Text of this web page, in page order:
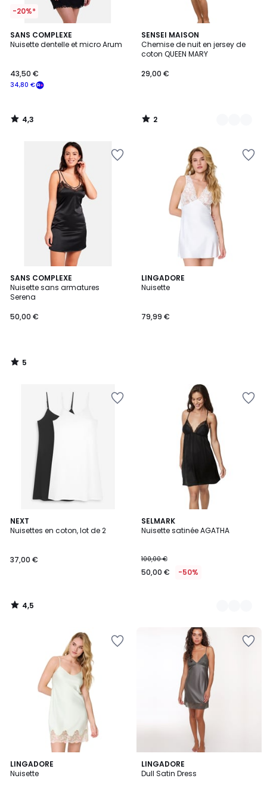
-20%*
SANS COMPLEXE
Nuisette dentelle et micro Arum
34,80 €
43,50 €
4,3
/ 5
4,3
/
SENSEI MAISON
Chemise de nuit en jersey de
coton QUEEN MARY
29,00 €
2
/
5
3
Couleurs
2
/
SANS COMPLEXE
Nuisette sans armatures
Serena
50,00 €
5
/
5
5
/
LINGADORE
Nuisette
79,99 €
NEXT
Nuisettes en coton, lot de 2
37,00 €
4,5
/ 5
4,5
/
SELMARK
Nuisette satinée AGATHA
100,00 €
50,00 € -50%
2
Couleurs
LINGADORE
Nuisette
LINGADORE
Dull Satin Dress
2
Couleurs